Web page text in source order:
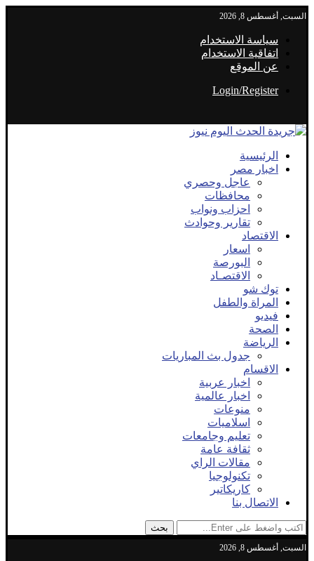
السبت, أغسطس 8, 2026
سياسة الاستخدام
اتفاقية الاستخدام
عن الموقع
Login/Register
الرئيسية
اخبار مصر
عاجل وحصري
محافظات
احزاب ونواب
تقارير وحوادث
الاقتصاد
اسعار
البورصة
الاقتصـاد
توك شو
المراة والطفل
فيديو
الصحة
الرياضة
جدول بث المباريات
الاقسام
اخبار عربية
اخبار عالمية
منوعات
اسلاميات
تعليم وجامعات
ثقافة عامة
مقالات الراي
تكنولوجيا
كاريكاتير
الاتصال بنا
بحث
السبت, أغسطس 8, 2026